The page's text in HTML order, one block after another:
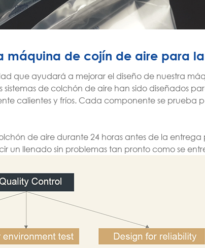
máquina de cojín de aire para
que ayudará a mejorar el diseño de nuestra
de colchón de aire han sido diseñados
calientes y fríos. Cada componente se prueba
de aire durante 24 horas antes de la
un llenado sin problemas tan pronto como se